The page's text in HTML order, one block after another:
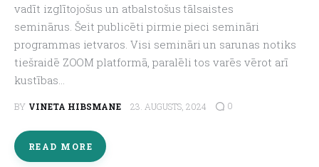
vadīt izglītojošus un atbalstošus tālsaistes
seminārus. Šeit publicēti pirmie pieci semināri
programmas ietvaros. Visi semināri un sarunas notiks
tiešraidē ZOOM platformā, paralēli tos varēs vērot arī
kustības…
BY VINETA HIBSMANE 23. AUGUSTS, 2024 0
READ MORE